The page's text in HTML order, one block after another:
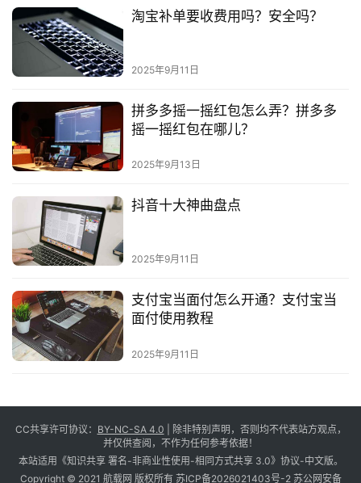
淘宝补单要收费用吗？安全吗？
2025年9月11日
拼多多摇一摇红包怎么弄？拼多多
摇一摇红包在哪儿？
2025年9月13日
抖音十大神曲盘点
2025年9月11日
支付宝当面付怎么开通？支付宝当
面付使用教程
2025年9月11日
CC共享许可协议： BY-NC-SA 4.0 | 除非特别声明，否则均不代表站方观点，
并仅供查阅，不作为任何参考依据！
本站适用《知识共享 署名-非商业性使用-相同方式共享 3.0》协议-中文版。
Copyright © 2021 航载网 版权所有 苏ICP备2026021403号-2 苏公网安备